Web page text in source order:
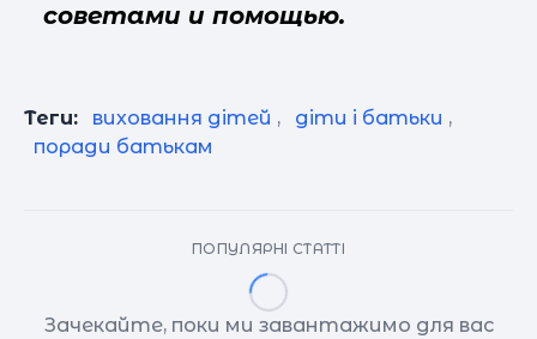
советами и помощью.
Теги: виховання дітей , діти і батьки ,
поради батькам
ПОПУЛЯРНІ СТАТТІ
Зачекайте, поки ми завантажимо для вас